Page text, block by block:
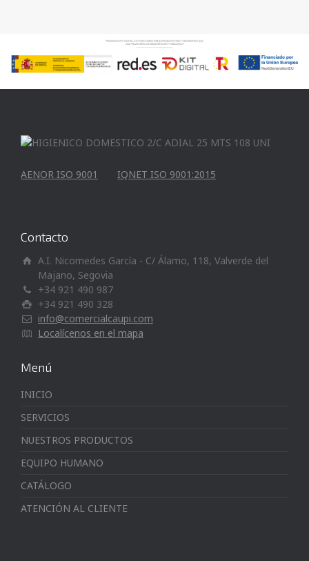
AENOR ISO 9001 IQNET ISO 9001:2015
Contacto
A.I. Nicomedes García - C/ Álamo, 118, Valverde del
Majano, Segovia
+34 921 490 987
+34 921 490 328
info@comercialcaupi.com
Localícenos en el mapa
Menú
INICIO
SERVICIOS
NUESTROS PRODUCTOS
EQUIPO HUMANO
CATÁLOGO
ATENCIÓN AL CLIENTE